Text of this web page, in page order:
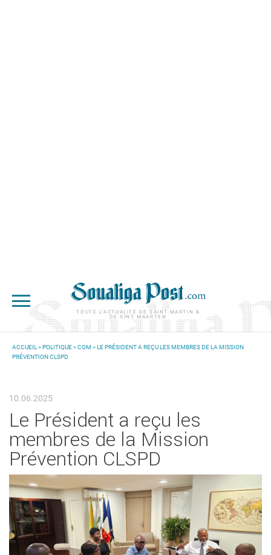
TOUTE L'ACTUALITÉ DE SAINT-MARTIN &
DE SINT MAARTEN
VOUS ÊTES ICI
ACCUEIL >POLITIQUE>COM > LE PRÉSIDENT A REÇU LES MEMBRES DE LA MISSION
PRÉVENTION CLSPD
10.06.2025
Le Président a reçu les
membres de la Mission
Prévention CLSPD